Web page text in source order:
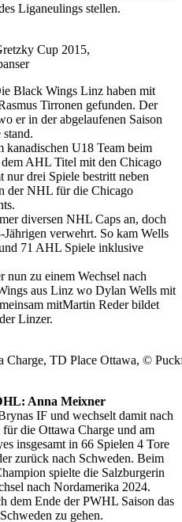
Liganeulings stellen.
Cup 2015,
Black Wings Linz haben mit
Tirronen gefunden. Der
er in der abgelaufenen Saison
kanadischen U18 Team beim
AHL Titel mit den Chicago
nur drei Spiele bestritt neben
der NHL für die Chicago
diversen NHL Caps an, doch
verwehrt. So kam Wells
71 AHL Spiele inklusive
nun zu einem Wechsel nach
aus Linz wo Dylan Wells mit
mitMartin Reder bildet
Linzer.
Charge, TD Place Ottawa, ©
Anna Meixner
IF und wechselt damit nach
die Ottawa Charge und am
insgesamt in 66 Spielen 4 Tore
zurück nach Schweden. Beim
spielte die Salzburgerin
nach Nordamerika 2024.
dem Ende der PWHL Saison das
zu gehen.